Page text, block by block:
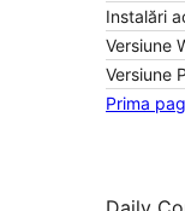
Instalări
Versiune
Versiune
Prima